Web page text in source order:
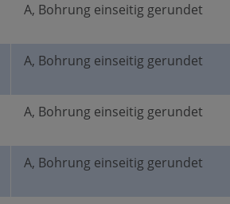
A, Bohrung einseitig gerundet
A, Bohrung einseitig gerundet
A, Bohrung einseitig gerundet
A, Bohrung einseitig gerundet